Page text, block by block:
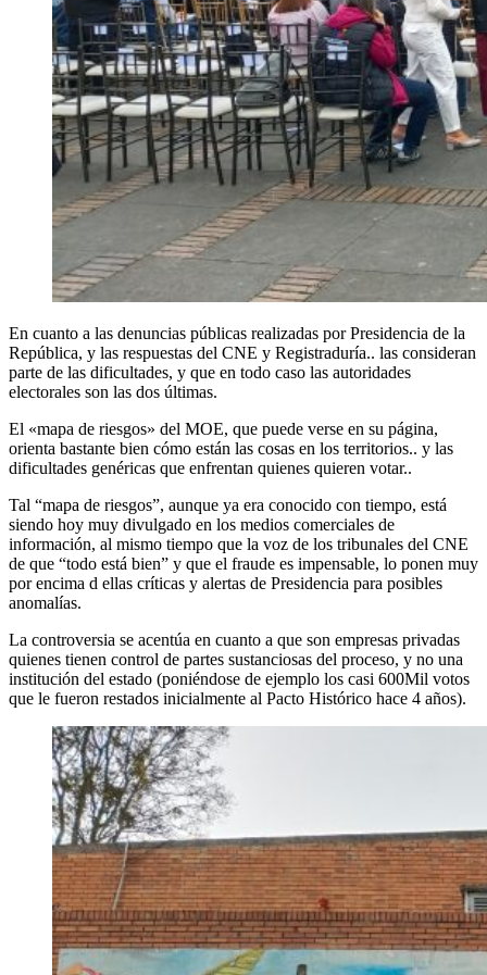
En cuanto a las denuncias públicas realizadas por Presidencia de la
República, y las respuestas del CNE y Registraduría.. las consideran
parte de las dificultades, y que en todo caso las autoridades
electorales son las dos últimas.
El «mapa de riesgos» del MOE, que puede verse en su página,
orienta bastante bien cómo están las cosas en los territorios.. y las
dificultades genéricas que enfrentan quienes quieren votar..
Tal “mapa de riesgos”, aunque ya era conocido con tiempo, está
siendo hoy muy divulgado en los medios comerciales de
información, al mismo tiempo que la voz de los tribunales del CNE
de que “todo está bien” y que el fraude es impensable, lo ponen muy
por encima d ellas críticas y alertas de Presidencia para posibles
anomalías.
La controversia se acentúa en cuanto a que son empresas privadas
quienes tienen control de partes sustanciosas del proceso, y no una
institución del estado (poniéndose de ejemplo los casi 600Mil votos
que le fueron restados inicialmente al Pacto Histórico hace 4 años).